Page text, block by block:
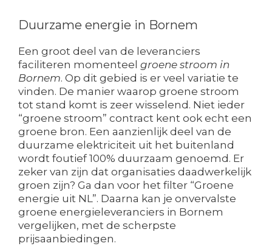
Duurzame energie in Bornem
Een groot deel van de leveranciers
faciliteren momenteel groene stroom in
Bornem. Op dit gebied is er veel variatie te
vinden. De manier waarop groene stroom
tot stand komt is zeer wisselend. Niet ieder
“groene stroom” contract kent ook echt een
groene bron. Een aanzienlijk deel van de
duurzame elektriciteit uit het buitenland
wordt foutief 100% duurzaam genoemd. Er
zeker van zijn dat organisaties daadwerkelijk
groen zijn? Ga dan voor het filter “Groene
energie uit NL”. Daarna kan je onvervalste
groene energieleveranciers in Bornem
vergelijken, met de scherpste
prijsaanbiedingen.